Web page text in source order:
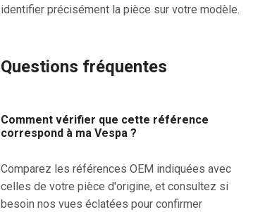
identifier précisément la pièce sur votre modèle.
Questions fréquentes
Comment vérifier que cette référence
correspond à ma Vespa ?
Comparez les références OEM indiquées avec
celles de votre pièce d'origine, et consultez si
besoin nos vues éclatées pour confirmer